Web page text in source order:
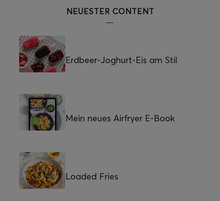
NEUESTER CONTENT
Erdbeer-Joghurt-Eis am Stil
Mein neues Airfryer E-Book
Loaded Fries